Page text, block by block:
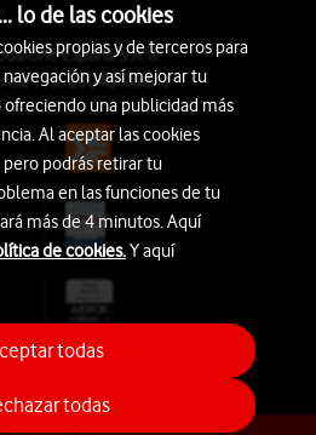
España S.A.U.
115, 28042 Madrid
lo de las cookies
propias y de terceros para
y así mejorar tu
una publicidad más
Al aceptar las cookies
podrás retirar tu
en las funciones de tu
más de 4 minutos. Aquí
de cookies.Y aquí
todas
todas